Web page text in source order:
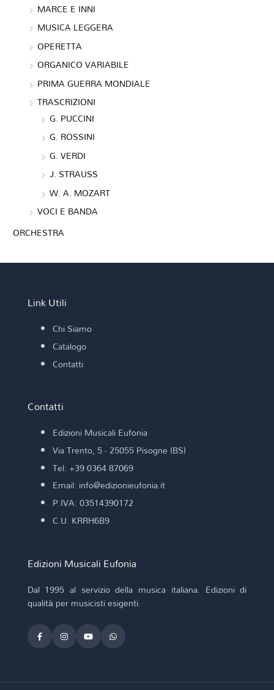
MARCE E INNI
MUSICA LEGGERA
OPERETTA
ORGANICO VARIABILE
PRIMA GUERRA MONDIALE
TRASCRIZIONI
G. PUCCINI
G. ROSSINI
G. VERDI
J. STRAUSS
W. A. MOZART
VOCI E BANDA
ORCHESTRA
Link Utili
Chi Siamo
Catalogo
Contatti
Contatti
Edizioni Musicali Eufonia
Via Trento, 5 - 25055 Pisogne (BS)
Tel: +39 0364 87069
Email: info@edizionieufonia.it
P.IVA: 03514390172
C.U. KRRH6B9
Edizioni Musicali Eufonia
Dal 1995 al servizio della musica italiana. Edizioni di
qualità per musicisti esigenti.